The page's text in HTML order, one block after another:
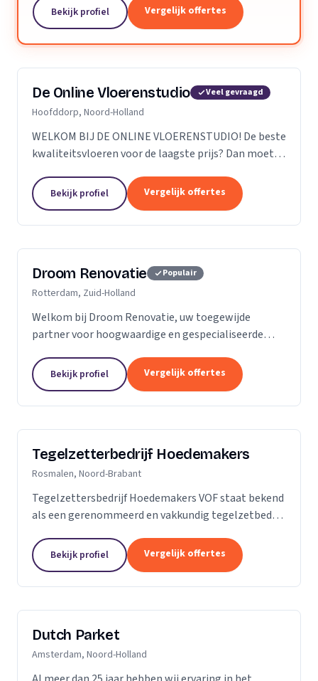
Bekijk profiel Vergelijk offertes
De Online Vloerenstudio Veel gevraagd
Hoofddorp, Noord-Holland
WELKOM BIJ DE ONLINE VLOERENSTUDIO! De beste
kwaliteitsvloeren voor de laagste prijs? Dan moet u
soorten parketvloeren en laminaat online
bestellen...
Bekijk profiel Vergelijk offertes
Droom Renovatie Populair
Rotterdam, Zuid-Holland
Welkom bij Droom Renovatie, uw toegewijde
partner voor hoogwaardige en gespecialiseerde
is dan slechts een plek; het is een weerspiegeling
van uw...
Bekijk profiel Vergelijk offertes
Tegelzetterbedrijf Hoedemakers
Rosmalen, Noord-Brabant
Tegelzettersbedrijf Hoedemakers VOF staat bekend
als een gerenommeerd en vakkundig tegelzetbedrijf
vloertegels en diverse soorten natuursteen. Grotere
of...
Bekijk profiel Vergelijk offertes
Dutch Parket
Amsterdam, Noord-Holland